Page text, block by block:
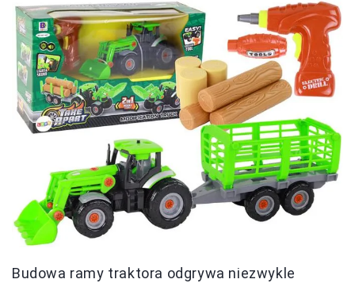
Budowa ramy traktora odgrywa niezwykle